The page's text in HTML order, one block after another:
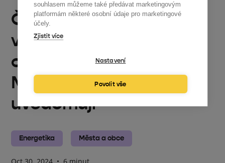
souhlasem můžeme také předávat marketingovým
platformám některé osobní údaje pro marketingové
účely.
Zjistit více
Nastavení
Povolit vše
Česko čeká mohutná
vlna revitalizací
obecních budov.
Málokde si to ale
uvědomují
Energetika Města a obce